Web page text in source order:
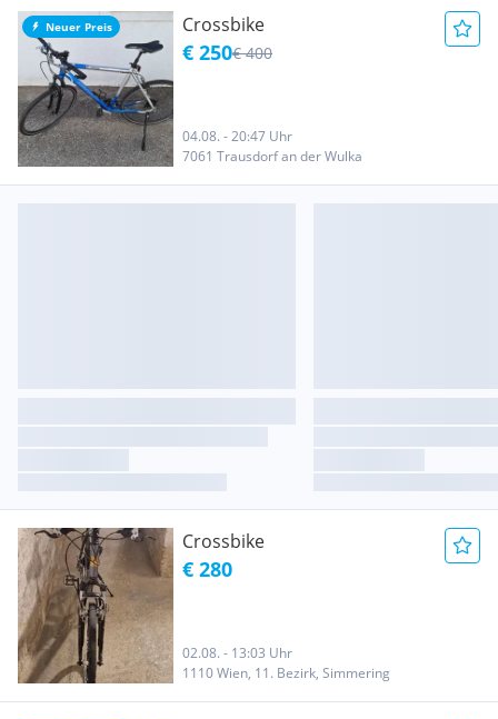
Neuer Preis Crossbike
€ 250€ 400
04.08. - 20:47 Uhr
7061 Trausdorf an der Wulka
Crossbike
€ 280
02.08. - 13:03 Uhr
1110 Wien, 11. Bezirk, Simmering